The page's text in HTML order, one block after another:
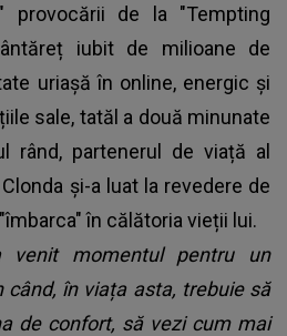
provocării de la "Tempting
iubit de milioane de
uriașă în online, energic și
sale, tatăl a două minunate
rând, partenerul de viață al
și-a luat la revedere de
în călătoria vieții lui.
momentul pentru un
când, în viața asta, trebuie să
de confort, să vezi cum mai